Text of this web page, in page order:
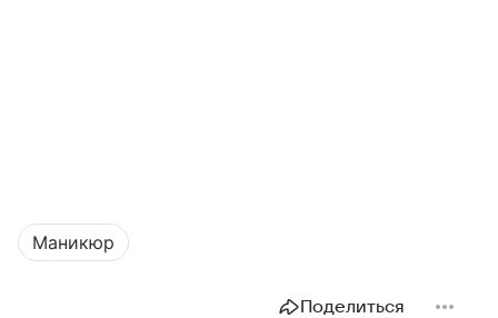
Маникюр
Поделиться